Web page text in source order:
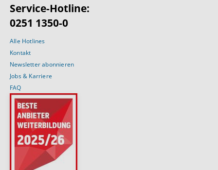
Service-Hotline:
0251 1350-0
Alle Hotlines
Kontakt
Newsletter abonnieren
Jobs & Karriere
FAQ